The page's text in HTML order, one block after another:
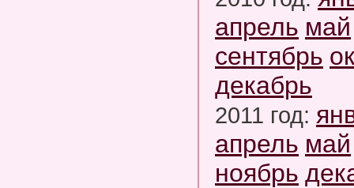
апрель май
сентябрь
декабрь
2011 год:
апрель май
ноябрь